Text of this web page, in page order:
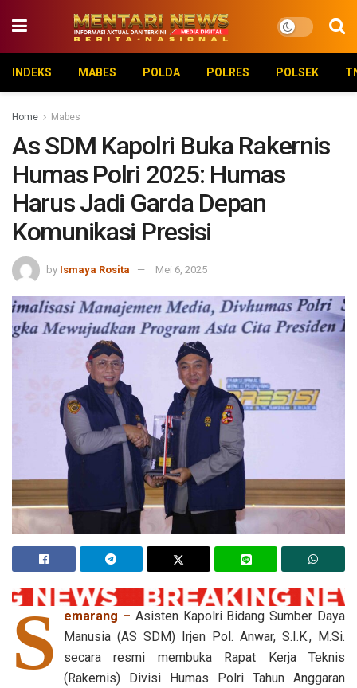
INDEKS MABES POLDA POLRES POLSEK
Home Mabes
As SDM Kapolri Buka Rakernis
Humas Polri 2025: Humas
Harus Jadi Garda Depan
Komunikasi Presisi
by Ismaya Rosita Mei 6, 2025
S emarang – Asisten Kapolri Bidang Sumber Daya
Manusia (AS SDM) Irjen Pol. Anwar, S.I.K., M.Si.
secara resmi membuka Rapat Kerja Teknis
(Rakernis) Divisi Humas Polri Tahun Anggaran